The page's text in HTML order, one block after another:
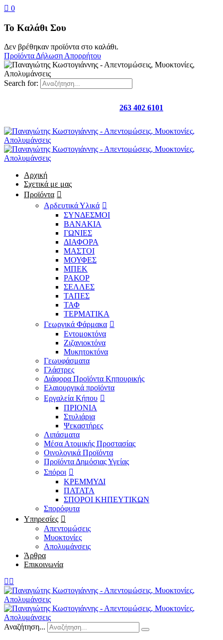
0
Το Καλάθι Σου
Δεν βρέθηκαν προϊόντα στο καλάθι.
ΠροϊόνταΔήλωση Απορρήτου
Search for:
263 402 6101
Αρχική
Σχετικά με μας
Προϊόντα
Αρδευτικά Υλικά
ΣΥΝΔΕΣΜΟΙ
ΒΑΝΑΚΙΑ
ΓΩΝΙΕΣ
ΔΙΑΦΟΡΑ
ΜΑΣΤΟΙ
ΜΟΥΦΕΣ
ΜΠΕΚ
ΡΑΚΟΡ
ΣΕΛΛΕΣ
ΤΑΠΕΣ
ΤΑΦ
ΤΕΡΜΑΤΙΚΑ
Γεωργικά Φάρμακα
Εντομοκτόνα
Ζιζανιοκτόνα
Μυκητοκτόνα
Γεωυφάσματα
Γλάστρες
Διάφορα Προϊόντα Κηπουρικής
Ελαιουργικά προϊόντα
Εργαλεία Κήπου
ΠΡΙΟΝΙΑ
Στυλιάρια
Ψεκαστήρες
Λιπάσματα
Μέσα Ατομικής Προστασίας
Οινολογικά Προϊόντα
Προϊόντα Δημόσιας Υγείας
Σπόροι
ΚΡΕΜΜΥΔΙ
ΠΑΤΑΤΑ
ΣΠΟΡΟΙ ΚΗΠΕΥΤΙΚΩΝ
Σπορόφυτα
Υπηρεσίες
Απεντομώσεις
Μυοκτονίες
Απολυμάνσεις
Άρθρα
Επικοινωνία
Αναζήτηση...